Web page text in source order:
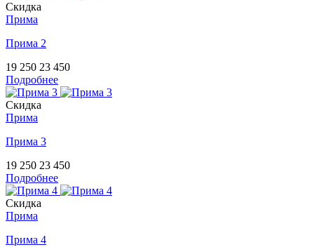
Скидка
Прима
Прима 2
19 250 23 450
Подробнее
Скидка
Прима
Прима 3
19 250 23 450
Подробнее
Скидка
Прима
Прима 4